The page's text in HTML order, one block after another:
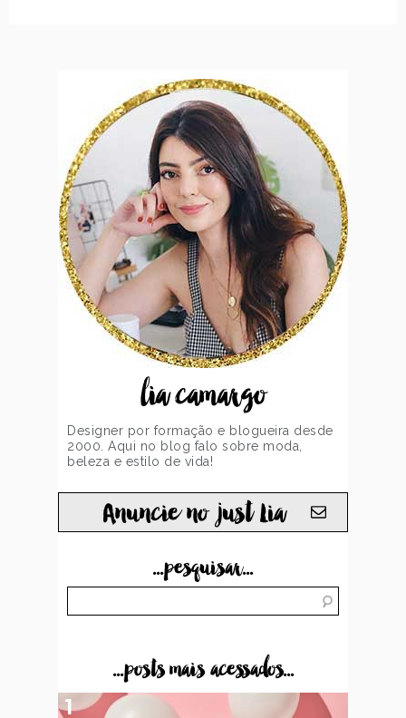
lia camargo
Designer por formação e blogueira desde
2000. Aqui no blog falo sobre moda,
beleza e estilo de vida!
Anuncie no just Lia
...pesquisar...
...posts mais acessados...
1